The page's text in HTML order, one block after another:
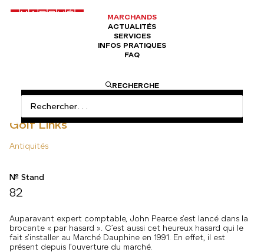
MARCHANDS
ACTUALITÉS
SERVICES
INFOS PRATIQUES
FAQ
RECHERCHE
Golf Links
Antiquités
N° Stand
82
Auparavant expert comptable, John Pearce s’est lancé dans la
brocante « par hasard ». C’est aussi cet heureux hasard qui le
fait s’installer au Marché Dauphine en 1991. En effet, il est
présent depuis l’ouverture du marché.